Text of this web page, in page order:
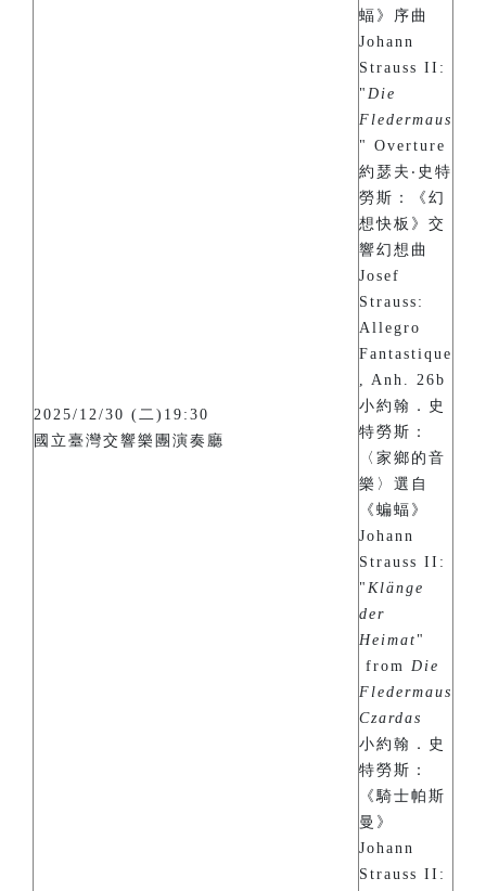
2025/12/30 (二)19:30
國立臺灣交響樂團演奏廳
蝠》序曲
Johann
Strauss II:
" Die
Fledermaus
" Overture
約瑟夫‧史特
勞斯：《幻
想快板》交
響幻想曲
Josef
Strauss:
Allegro
Fantastique
, Anh. 26b
小約翰．史
特勞斯：
〈家鄉的音
樂〉選自
《蝙蝠》
Johann
Strauss II:
" Klänge
der
Heimat "
from Die
Fledermaus
Czardas
小約翰．史
特勞斯：
《騎士帕斯
曼》
Johann
Strauss II: